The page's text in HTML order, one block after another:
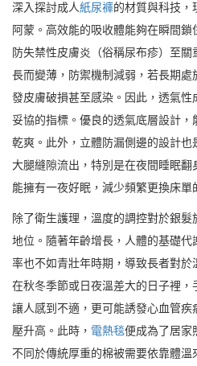
深入探討成人紙尿褲的材質與科技，
阿蒙。高效能的吸收體能夠在瞬間
防失禁性皮膚炎（俗稱尿布疹）至
長而變薄，防禦機制減弱，若長期處
發皮膚破損甚至感染。因此，透氣性
妥協的指標。優良的透氣底層設計
乾爽。此外，立體防漏側邊的設計
大腿縫隙流出，特別是在夜間睡眠
能擁有一夜好眠，減少頻繁更換床單
除了衛生護理，溫度的調控對於銀
地位。隨著年齡增長，人體的基礎
率也不如青壯年時期，導致長者對
在秋冬季節或日夜溫差大的日子裡
讓人感到不適，更可能誘發心血管
壓升高。此時， 電熱毯便成為了居家
不同於傳統厚重的棉被需要依靠體溫